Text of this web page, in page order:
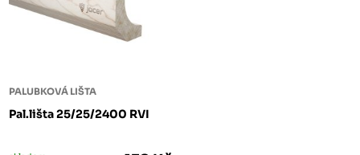
PALUBKOVÁ LIŠTA
Pal.lišta 25/25/2400 RVI